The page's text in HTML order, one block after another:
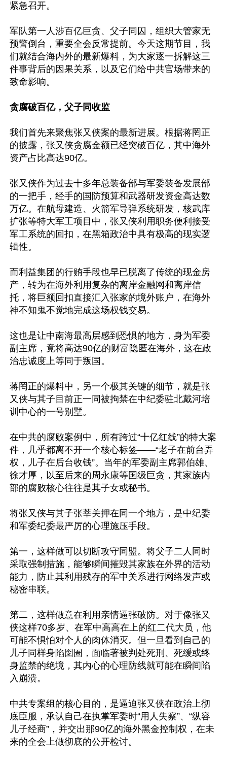
紧急召开。
军队第一人涉百亿巨贪、父子同囚，组织大管家无
预警倒台，重要全会反常提前。今天这期节目，我
们就结合海内外的最新爆料，为大家逐一拆解这三
件事背后的因果关系，以及它们给中共官场带来的
致命影响。
贪腐破百亿，父子同收监
我们首先来聚焦张又侠案的最新进展。根据蒋罔正
的披露，张又侠贪腐金额已经突破百亿，其中海外
资产占比高达90亿。
张又侠作为过去十多年总装备部与军委装备发展部
的一把手，经手的国防预算和武器研发资金高达数
万亿。在航母建造、火箭军导弹系统研发，核武库
扩张等特大军工项目中，张又侠利用职务便利接受
军工系统的回扣，在黑箱政治中具有极高的现实逻
辑性。
而利益集团的行贿手段也早已脱离了传统的现金房
产，转为在海外利用复杂的离岸金融网和离岸信
托，将巨额回扣直接汇入张家的境外账户，在海外
神不知鬼不觉地完成这场权钱交易。
这也是让中南海最高层感到恐惧的地方，身为军委
副主席，竟将高达90亿的财富隐匿在海外，这在政
治忠诚度上等同于叛国。
蒋罔正的爆料中，另一个极其关键的细节，就是张
又侠与其子目前正一同被拘禁在中纪委驻北戴河培
训中心的一号别墅。
在中共的腐败案例中，所有跨过“十亿红线”的特大案
件，几乎都离不开一个核心标签——“老子在前台弄
权，儿子在后台收钱”。当年的军委副主席郭伯雄、
徐才厚，以至后来的周永康等国级巨贪，其家族内
部的腐败核心往往是其子女或秘书。
将张又侠与其子张莘关押在同一个地方，是中纪委
和军委纪委最严厉的心理施压手段。
第一，这样做可以切断攻守同盟。将父子二人同时
采取强制措施，能够瞬间摧毁其家族在外界的活动
能力，防止其利用残存的军中关系进行网络发声或
秘密串联。
第二，这样做意在利用亲情逼张破防。对于像张又
侠这样70多岁、在军中高高在上的红二代大员，他
可能不惧怕对个人的肉体消灭。但一旦看到自己的
儿子同样身陷囹圄，面临著被判处死刑、死缓或终
身监禁的绝境，其内心的心理防线就可能在瞬间陷
入崩溃。
中共专案组的核心目的，是逼迫张又侠在政治上彻
底臣服，承认自己在执掌军委时“用人失察”、“纵容
儿子经商”，并交出那90亿的海外黑金控制权，在未
来的全会上做彻底的公开检讨。